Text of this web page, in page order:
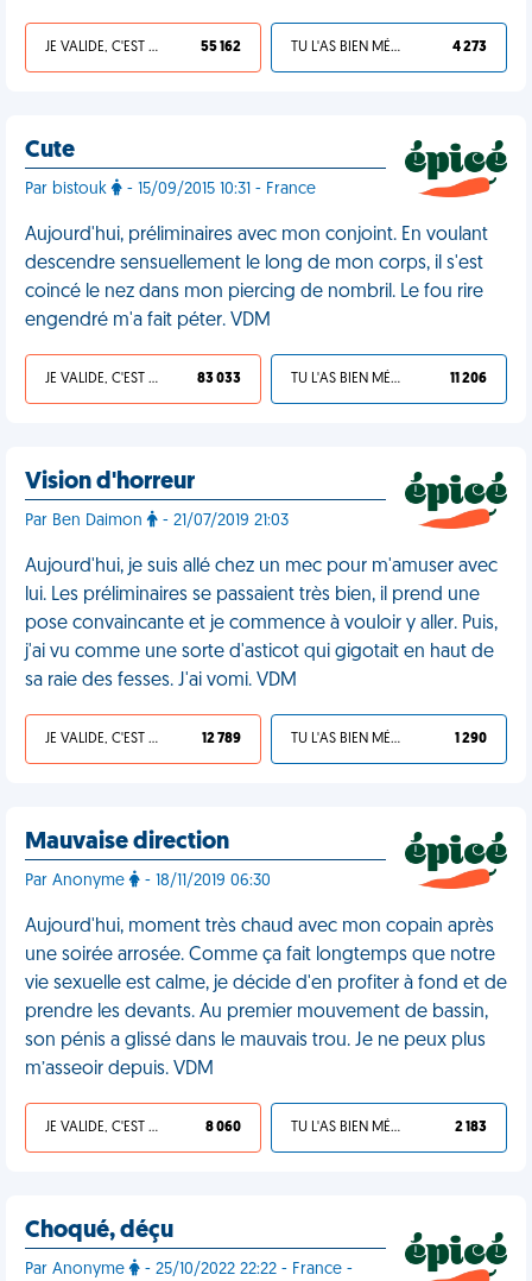
JE VALIDE, C'EST UNE VDM 55 162 TU L'AS BIEN MÉRITÉ 4 273
Cute
Par bistouk - 15/09/2015 10:31 - France
Aujourd'hui, préliminaires avec mon conjoint. En voulant
descendre sensuellement le long de mon corps, il s'est
coincé le nez dans mon piercing de nombril. Le fou rire
engendré m'a fait péter. VDM
JE VALIDE, C'EST UNE VDM 83 033 TU L'AS BIEN MÉRITÉ 11 206
Vision d'horreur
Par Ben Daimon - 21/07/2019 21:03
Aujourd'hui, je suis allé chez un mec pour m'amuser avec
lui. Les préliminaires se passaient très bien, il prend une
pose convaincante et je commence à vouloir y aller. Puis,
j'ai vu comme une sorte d'asticot qui gigotait en haut de
sa raie des fesses. J'ai vomi. VDM
JE VALIDE, C'EST UNE VDM 12 789 TU L'AS BIEN MÉRITÉ 1 290
Mauvaise direction
Par Anonyme - 18/11/2019 06:30
Aujourd'hui, moment très chaud avec mon copain après
une soirée arrosée. Comme ça fait longtemps que notre
vie sexuelle est calme, je décide d'en profiter à fond et de
prendre les devants. Au premier mouvement de bassin,
son pénis a glissé dans le mauvais trou. Je ne peux plus
m’asseoir depuis. VDM
JE VALIDE, C'EST UNE VDM 8 060 TU L'AS BIEN MÉRITÉ 2 183
Choqué, déçu
Par Anonyme
- 25/10/2022 22:22 - France -